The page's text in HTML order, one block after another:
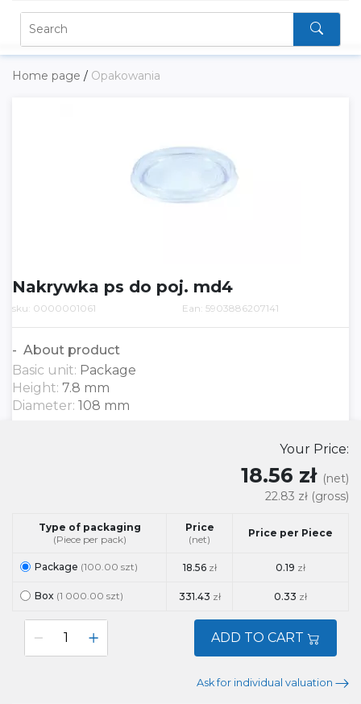
Home page / Opakowania
Nakrywka ps do poj. md4
sku: 0000001061 Ean: 5903886207141
About product
Basic unit: Package
Height: 7.8 mm
Diameter: 108 mm
Your Price:
18.56 zł (net)
22.83 zł (gross)
Type of packaging
(Piece per pack)
Price
(net)
Price per Piece
Package (100.00 szt) 18.56 zł 0.19 zł
Box (1 000.00 szt) 331.43 zł 0.33 zł
ADD TO CART
Ask for individual valuation